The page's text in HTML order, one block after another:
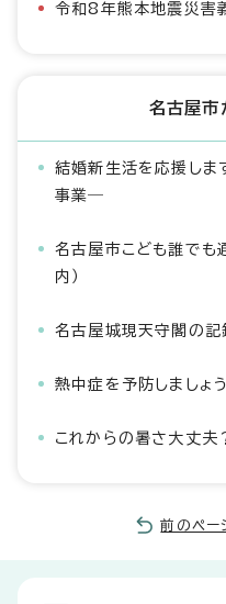
令和8年熊本地震災害
名古屋市
結婚新生活を応援し
事業―
名古屋市こども誰でも
内）
名古屋城現天守閣の記
熱中症を予防しましょう
これからの暑さ大丈夫
前のペー